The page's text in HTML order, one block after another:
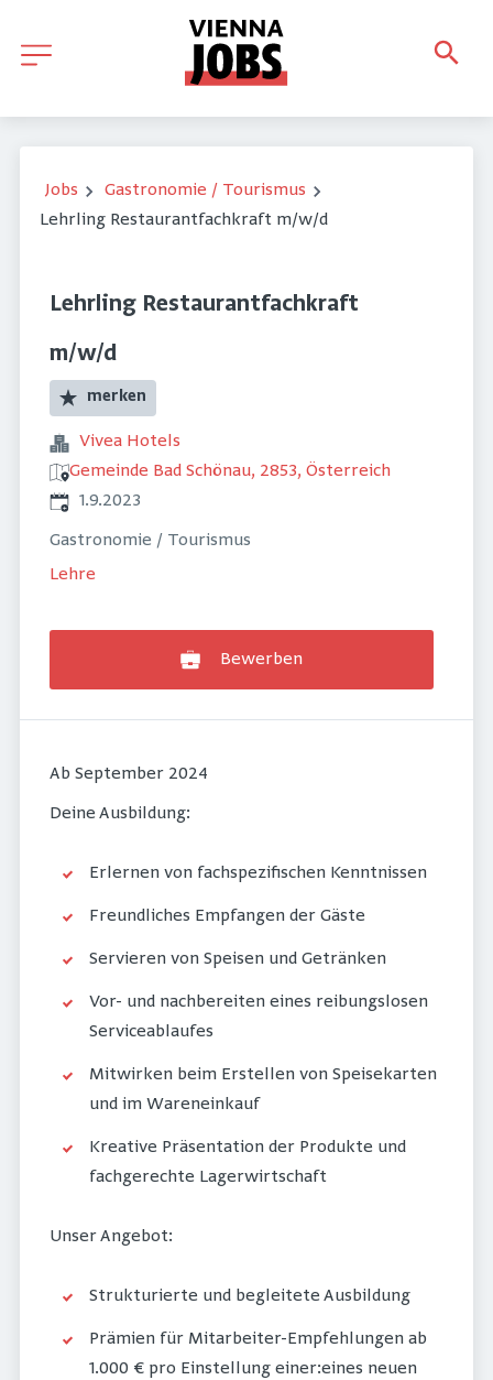
Jobs
Gastronomie / Tourismus
Lehrling Restaurantfachkraft m/w/d
Lehrling Restaurantfachkraft
m/w/d
merken
Vivea Hotels
Gemeinde Bad Schönau, 2853, Österreich
Veröffentlicht
1.9.2023
Gastronomie / Tourismus
Lehre
Bewerben
Ab September 2024
Deine Ausbildung:
Erlernen von fachspezifischen Kenntnissen
Freundliches Empfangen der Gäste
Servieren von Speisen und Getränken
Vor- und nachbereiten eines reibungslosen
Serviceablaufes
Mitwirken beim Erstellen von Speisekarten
und im Wareneinkauf
Kreative Präsentation der Produkte und
fachgerechte Lagerwirtschaft
Unser Angebot:
Strukturierte und begleitete Ausbildung
Prämien für Mitarbeiter-Empfehlungen ab
1.000 € pro Einstellung einer:eines neuen